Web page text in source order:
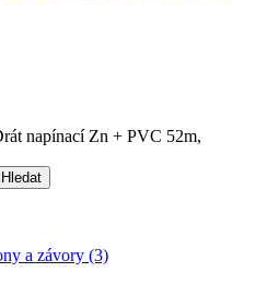
napínací Zn + PVC 52m,
Hledat
a závory (3)